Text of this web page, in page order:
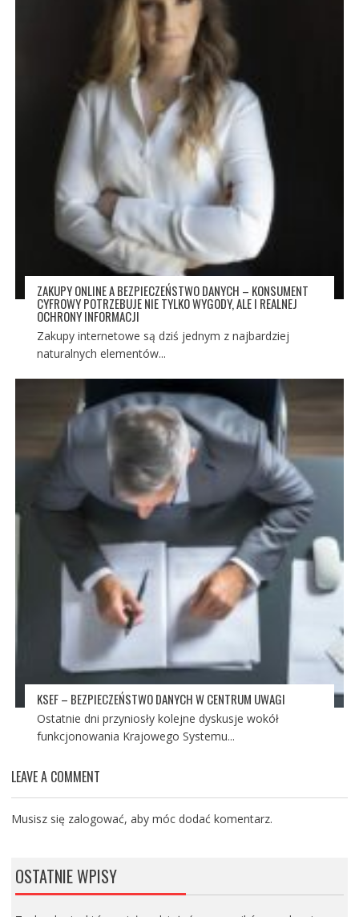
ZAKUPY ONLINE A BEZPIECZEŃSTWO DANYCH – KONSUMENT
CYFROWY POTRZEBUJE NIE TYLKO WYGODY, ALE I REALNEJ
OCHRONY INFORMACJI
Zakupy internetowe są dziś jednym z najbardziej
naturalnych elementów...
KSEF – BEZPIECZEŃSTWO DANYCH W CENTRUM UWAGI
Ostatnie dni przyniosły kolejne dyskusje wokół
funkcjonowania Krajowego Systemu...
LEAVE A COMMENT
Musisz się zalogować, aby móc dodać komentarz.
OSTATNIE WPISY